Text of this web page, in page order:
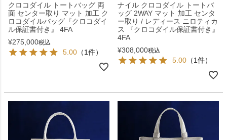
クロコダイル トートバッグ 両
面 センター取り マット 加工 ク
ロコダイルバッグ『クロコダイ
ル保証書付き』 4FA
¥275,000税込
5.00 （1件）
ナイル クロコダイル トートバ
ッグ 2WAY マット 加工 センタ
ー取り / レディース ニロティカ
ス 『クロコダイル保証書付き』
4FA
¥308,000税込
5.00 （1件）